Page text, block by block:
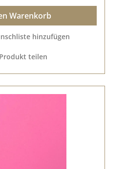
Warenkorb
hinzufügen
teilen